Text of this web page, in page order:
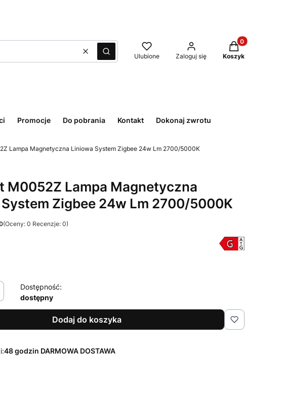
WyczyśćSzukaj Ulubione Zaloguj się
Produkty w
Koszyk
Promocje Do pobrania Kontakt Dokonaj zwrotu
Lampa Magnetyczna Liniowa System Zigbee 24w Lm 2700/5000K
M0052Z Lampa Magnetyczna
Zigbee 24w Lm 2700/5000K
(Oceny: 0 Recenzje: 0)
Dostępność:
dostępny
Dodaj do koszyka
48 godzin DARMOWA DOSTAWA